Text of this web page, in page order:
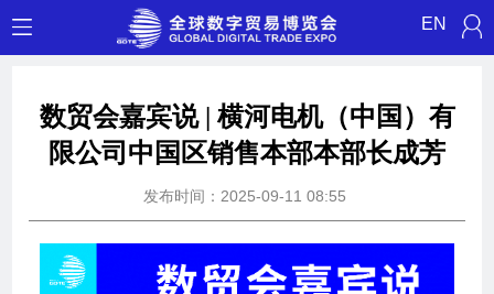
EN
数贸会嘉宾说 | 横河电机（中国）有
限公司中国区销售本部本部长成芳
发布时间：2025-09-11 08:55